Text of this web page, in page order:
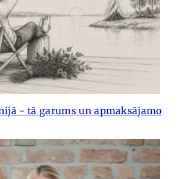
- tā garums un apmaksājamo